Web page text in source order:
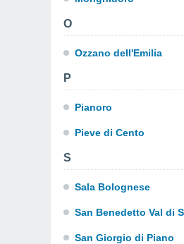
O
Ozzano dell'Emilia
P
Pianoro
Pieve di Cento
S
Sala Bolognese
San Benedetto Val di
San Giorgio di Piano